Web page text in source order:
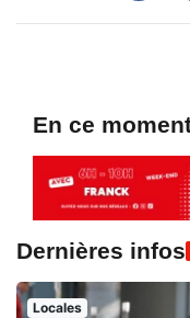
En ce
Dernières infos
Locales